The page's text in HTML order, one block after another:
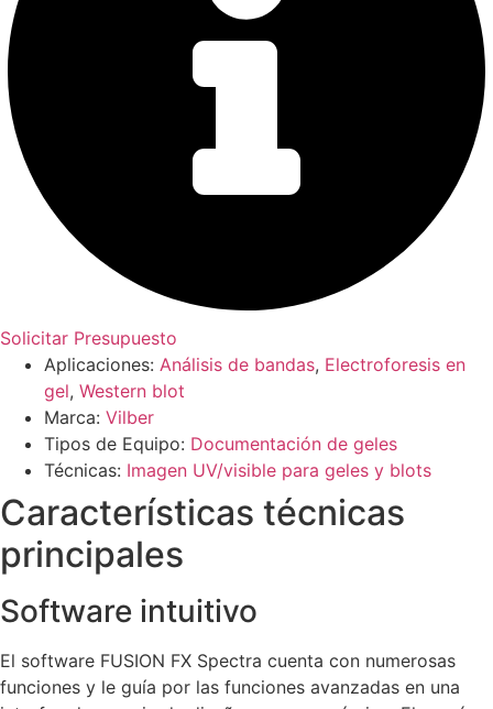
Solicitar Presupuesto
Aplicaciones: Análisis de bandas, Electroforesis en
gel, Western blot
Marca: Vilber
Tipos de Equipo: Documentación de geles
Técnicas: Imagen UV/visible para geles y blots
Características técnicas
principales
Software intuitivo
El software FUSION FX Spectra cuenta con numerosas
funciones y le guía por las funciones avanzadas en una